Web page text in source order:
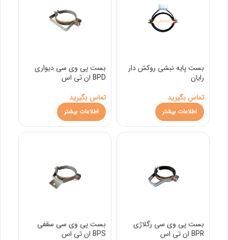
بست پایه نبشی روکش دار
رایان
تماس بگیرید
اطلاعات بیشتر
بست پی وی سی دیواری
BPD ان تی اس
تماس بگیرید
اطلاعات بیشتر
بست پی وی سی رگلاژی
BPR ان تی اس
بست پی وی سی سقفی
BPS ان تی اس